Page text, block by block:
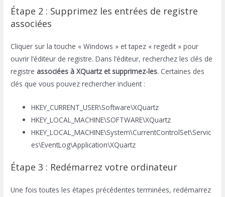
Étape 2 : Supprimez les entrées de registre
associées
Cliquer sur la touche « Windows » et tapez « regedit » pour
ouvrir l’éditeur de registre. Dans l’éditeur, recherchez les clés de
registre associées à XQuartz et supprimez-les. Certaines des
clés que vous pouvez rechercher incluent :
HKEY_CURRENT_USER\Software\XQuartz
HKEY_LOCAL_MACHINE\SOFTWARE\XQuartz
HKEY_LOCAL_MACHINE\System\CurrentControlSet\Servic
es\EventLog\Application\XQuartz
Étape 3 : Redémarrez votre ordinateur
Une fois toutes les étapes précédentes terminées, redémarrez